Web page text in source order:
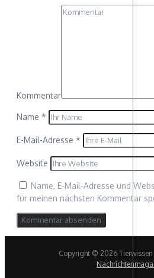
Kommentar
Name *
E-Mail-Adresse *
Website
Name, E-Mail-Adresse und
für meinen nächsten Kommentar
Copyright © 2026